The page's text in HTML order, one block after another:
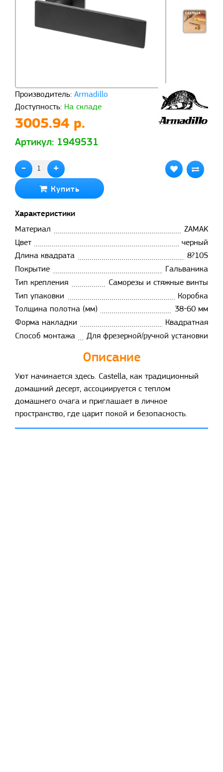
Производитель: Armadillo
Доступность: На складе
3005.94 р.
Артикул: 1949531
- +
Купить
Характеристики
Материал
ZAMAK
Цвет
черный
Длина квадрата
8?105
Покрытие
Гальваника
Тип крепления
Саморезы и стяжные винты
Тип упаковки
Коробка
Толщина полотна (мм)
38-60 мм
Форма накладки
Квадратная
Способ монтажа
Для фрезерной/ручной установки
Описание
Уют начинается здесь. Castella, как традиционный
домашний десерт, ассоциируется с теплом
домашнего очага и приглашает в личное
пространство, где царит покой и безопасность.